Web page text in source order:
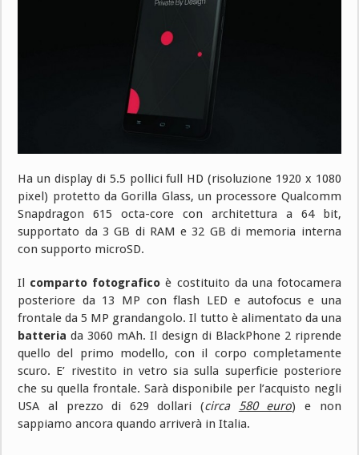
Ha un display di 5.5 pollici full HD (risoluzione 1920 x 1080
pixel) protetto da Gorilla Glass, un processore Qualcomm
Snapdragon 615 octa-core con architettura a 64 bit,
supportato da 3 GB di RAM e 32 GB di memoria interna
con supporto microSD.
Il comparto fotografico è costituito da una fotocamera
posteriore da 13 MP con flash LED e autofocus e una
frontale da 5 MP grandangolo. Il tutto è alimentato da una
batteria da 3060 mAh. Il design di BlackPhone 2 riprende
quello del primo modello, con il corpo completamente
scuro. E’ rivestito in vetro sia sulla superficie posteriore
che su quella frontale. Sarà disponibile per l’acquisto negli
USA al prezzo di 629 dollari (circa 580 euro) e non
sappiamo ancora quando arriverà in Italia.